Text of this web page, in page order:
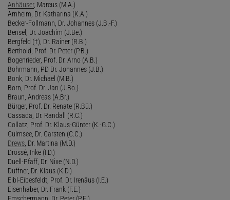
Anhäuser, Marcus (M.A.)
Arnheim, Dr. Katharina (K.A.)
Becker-Follmann, Dr. Johannes (J.B.-F.)
Bensel, Dr. Joachim (J.Be.)
Bergfeld (†), Dr. Rainer (R.B.)
Berthold, Prof. Dr. Peter (P.B.)
Bogenrieder, Prof. Dr. Arno (A.B.)
Bohrmann, PD Dr. Johannes (J.B.)
Bonk, Dr. Michael (M.B.)
Born, Prof. Dr. Jan (J.Bo.)
Braun, Andreas (A.Br.)
Bürger, Prof. Dr. Renate (R.Bü.)
Cassada, Dr. Randall (R.C.)
Collatz, Prof. Dr. Klaus-Günter (K.-G.C.)
Culmsee, Dr. Carsten (C.C.)
Drews , Dr. Martina (M.D.)
Drossé, Inke (I.D.)
Duell-Pfaff, Dr. Nixe (N.D.)
Duffner, Dr. Klaus (K.D.)
Eibl-Eibesfeldt, Prof. Dr. Irenäus (I.E.)
Eisenhaber, Dr. Frank (F.E.)